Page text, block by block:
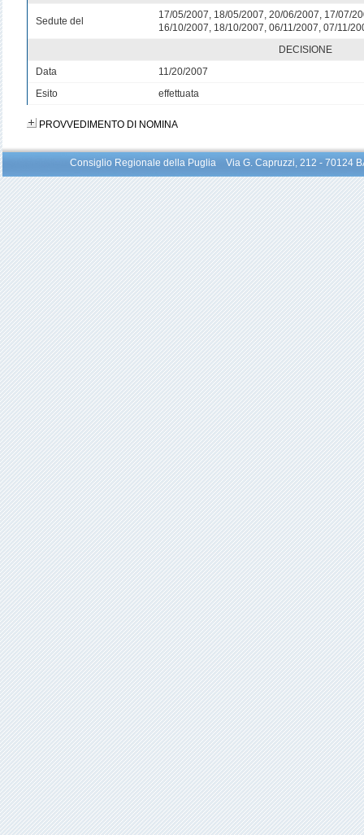
Sedute del
17/05/2007, 18/05/2007, 20/06/2007, 17/07/
16/10/2007, 18/10/2007, 06/11/2007, 07/11/
DECISIONE
Data
11/20/2007
Esito
effettuata
PROVVEDIMENTO DI NOMINA
Consiglio Regionale della Puglia Via G. Capruzzi, 212 -